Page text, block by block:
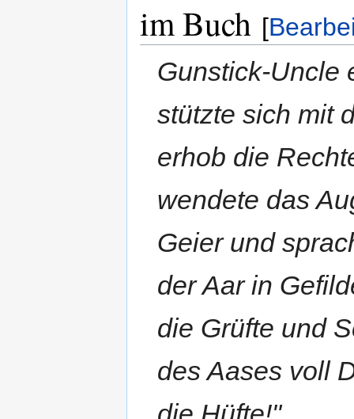
im Buch [
Gunstick-Uncle
stützte sich mit
erhob die
wendete das
Geier und
der Aar in
die Grüfte und
des Aases voll